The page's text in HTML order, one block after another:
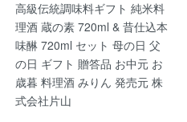
高級伝統調味料ギフト 純米料
理酒 蔵の素 720ml & 昔仕込本
味醂 720ml セット 母の日 父
の日 ギフト 贈答品 お中元 お
歳暮 料理酒 みりん 発売元 株
式会社片山